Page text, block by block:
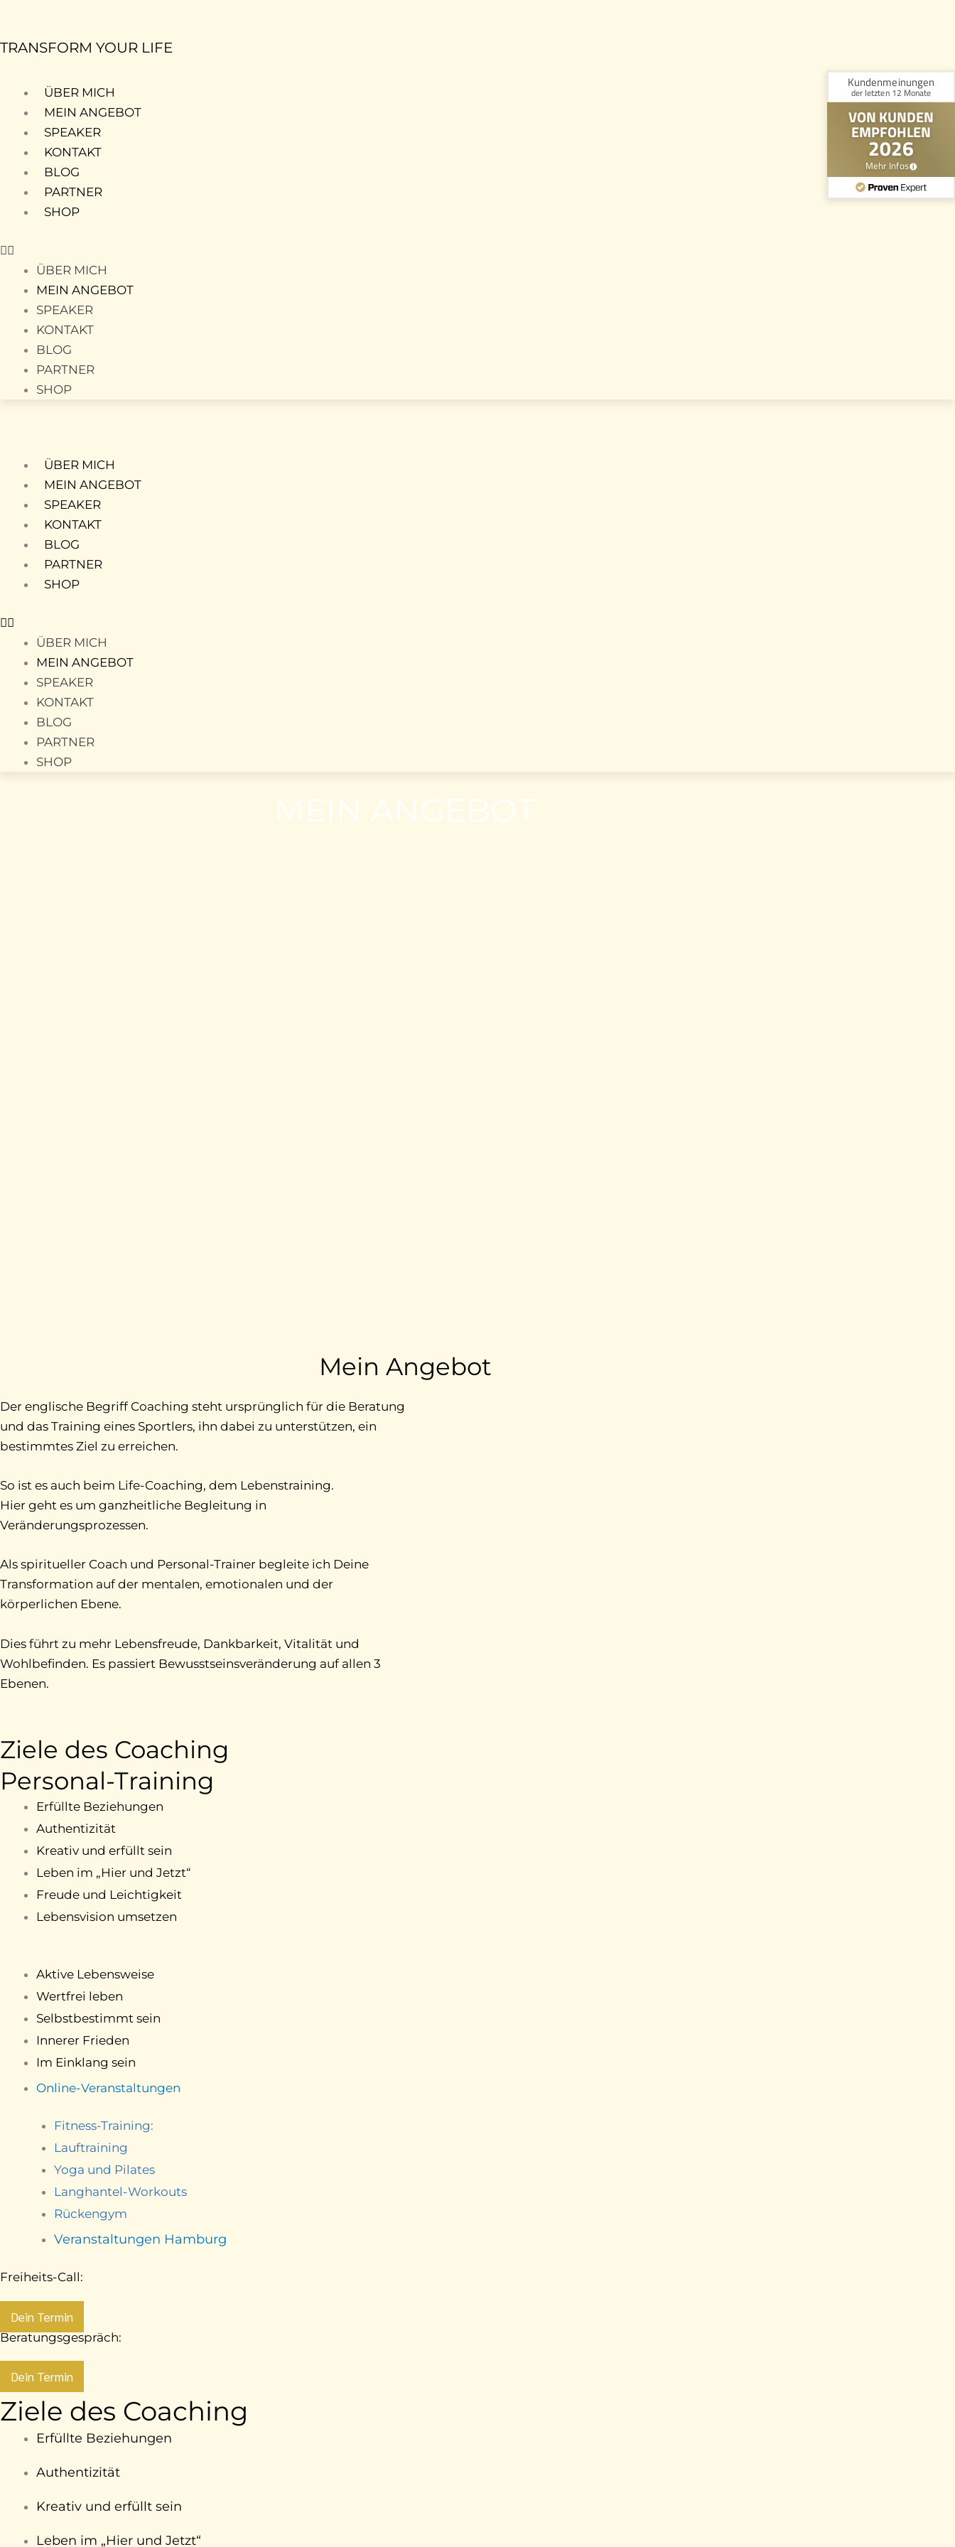
springen
TRANSFORM YOUR LIFE
ÜBER MICH
MEIN ANGEBOT
SPEAKER
KONTAKT
BLOG
PARTNER
SHOP
ÜBER MICH
MEIN ANGEBOT
SPEAKER
KONTAKT
BLOG
PARTNER
SHOP
ÜBER MICH
MEIN ANGEBOT
SPEAKER
KONTAKT
BLOG
PARTNER
SHOP
ÜBER MICH
MEIN ANGEBOT
SPEAKER
KONTAKT
BLOG
PARTNER
SHOP
MEIN ANGEBOT
Mein Angebot
Der englische Begriff Coaching steht ursprünglich für die Beratung
und das Training eines Sportlers, ihn dabei zu unterstützen, ein
bestimmtes Ziel zu erreichen.
So ist es auch beim Life-Coaching, dem Lebenstraining.
Hier geht es um ganzheitliche Begleitung in
Veränderungsprozessen.
Als spiritueller Coach und Personal-Trainer begleite ich Deine
Transformation auf der mentalen, emotionalen und der
körperlichen Ebene.
Dies führt zu mehr Lebensfreude, Dankbarkeit, Vitalität und
Wohlbefinden. Es passiert Bewusstseinsveränderung auf allen 3
Ebenen.
Ziele des Coaching
Personal-Training
Erfüllte Beziehungen
Authentizität
Kreativ und erfüllt sein
Leben im „Hier und Jetzt“
Freude und Leichtigkeit
Lebensvision umsetzen
Aktive Lebensweise
Wertfrei leben
Selbstbestimmt sein
Innerer Frieden
Im Einklang sein
Online-Veranstaltungen
Fitness-Training:
Lauftraining
Yoga und Pilates
Langhantel-Workouts
Rückengym
Veranstaltungen Hamburg
Freiheits-Call:
Dein Termin
Beratungsgespräch:
Dein Termin
Ziele des Coaching
Erfüllte Beziehungen
Authentizität
Kreativ und erfüllt sein
Leben im „Hier und Jetzt“